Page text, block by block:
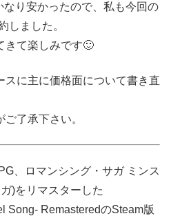
り安かったので、私も今回の
しました。
きて楽しみです🙂
に主に価格面について書き直
了承下さい。
、ロマンシング・サガ ミンス
)をリマスターした
Song- RemasteredのSteam版